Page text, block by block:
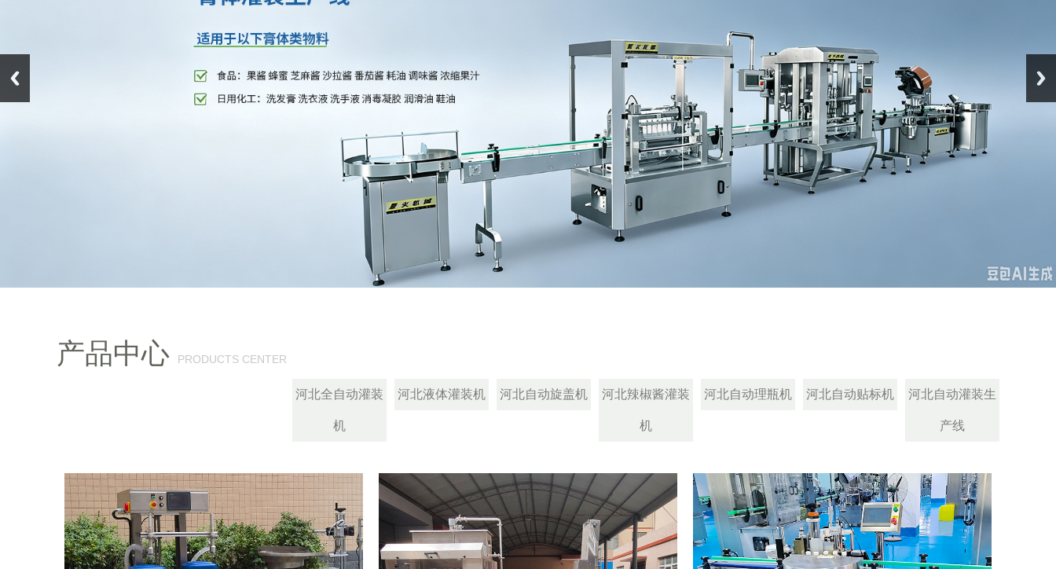
产品中心 PRODUCTS CENTER
河北全自动灌装
机
河北液体灌装机 河北自动旋盖机 河北辣椒酱灌装
机
河北自动理瓶机 河北自动贴标机 河北自动灌装生
产线